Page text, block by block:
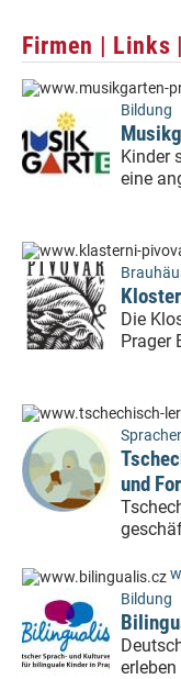
Firmen | Links
Bildung
Kinder
eine
Die
Prager
und
Bildung
erleben